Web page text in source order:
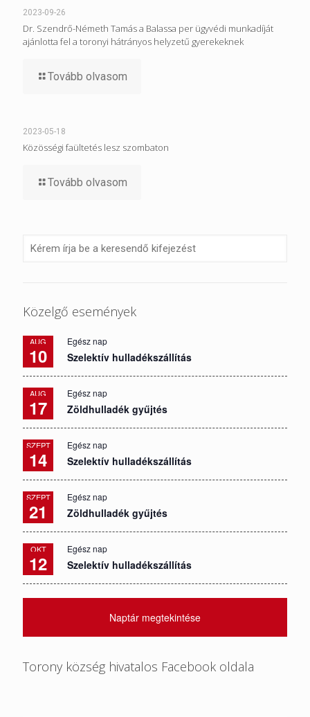
2023-09-26
Dr. Szendrő-Németh Tamás a Balassa per ügyvédi munkadíját
ajánlotta fel a toronyi hátrányos helyzetű gyerekeknek
Tovább olvasom
2023-05-18
Közösségi faültetés lesz szombaton
Tovább olvasom
Közelgő események
AUG
10
Egész nap
Szelektív hulladékszállítás
AUG
17
Egész nap
Zöldhulladék gyűjtés
SZEPT
14
Egész nap
Szelektív hulladékszállítás
SZEPT
21
Egész nap
Zöldhulladék gyűjtés
OKT
12
Egész nap
Szelektív hulladékszállítás
Naptár megtekintése
Torony község hivatalos Facebook oldala